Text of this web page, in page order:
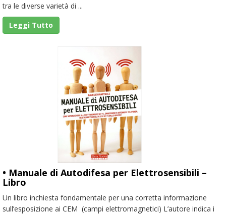
tra le diverse varietà di ...
Leggi Tutto
• Manuale di Autodifesa per Elettrosensibili –
Libro
Un libro inchiesta fondamentale per una corretta informazione
sull’esposizione ai CEM (campi elettromagnetici) L’autore indica i